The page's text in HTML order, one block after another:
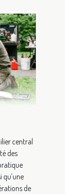
central
des
qu’une
de